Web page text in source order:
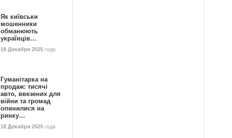
Як київськи
мошенники
обманюють
українців…
18 Декабря 2025 года
Гуманітарка на
продаж: тисячі
авто, ввезених для
війни та громад
опинилися на
ринку…
18 Декабря 2025 года